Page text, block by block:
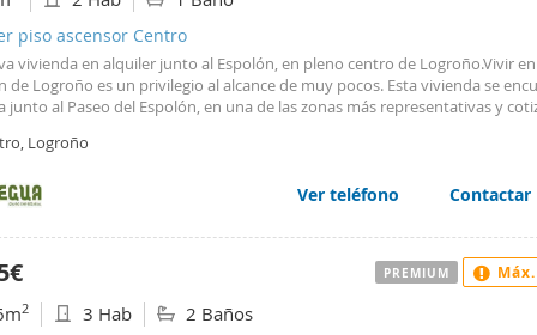
piso ascensor Centro
vivienda en alquiler junto al Espolón, en pleno centro de Logroño.Vivir
de Logroño es un privilegio al alcance de muy pocos. Esta vivienda se
junto al Paseo del Espolón, en una de las zonas más representativas y
distribución está pensada para disfrutar de un hogar cómodo y
para quienes valoran la comodidad en su día a día.Su ubicación permite
a pie, olvidándose de desplazamientos y aprovechando al máximo
tiene para ofrecer.Como valor añadido, la vivienda dispone de plaza de
una ventaja especialmente apreciada en una ubicación tan céntrica.Una
para quienes buscan una vivienda bien situada, cómoda y con el
al Espolón.Plaza de garaje opcional.
Logroño
Ver teléfono Contactar
2 3 Hab 2 Baños
PREMIUM